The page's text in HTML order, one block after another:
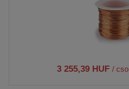
3 255,39 HUF /